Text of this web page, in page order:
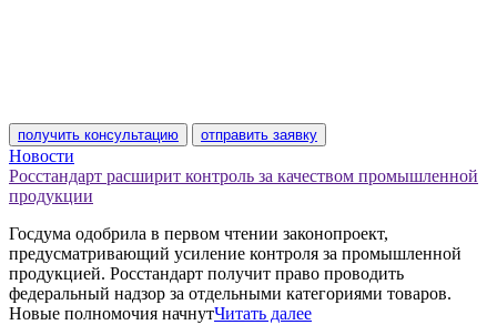
получить консультацию отправить заявку
Новости
Росстандарт расширит контроль за качеством промышленной
продукции
Госдума одобрила в первом чтении законопроект,
предусматривающий усиление контроля за промышленной
продукцией. Росстандарт получит право проводить
федеральный надзор за отдельными категориями товаров.
Новые полномочия начнутЧитать далее